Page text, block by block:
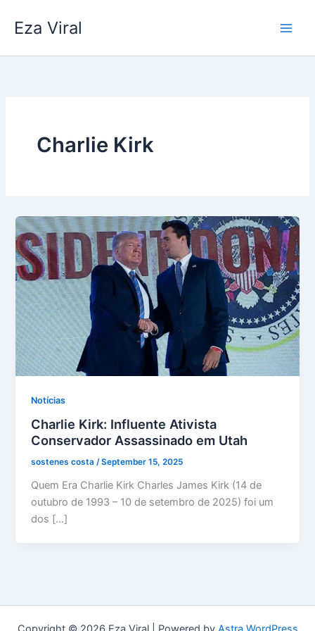
Eza Viral
Charlie Kirk
Notícias
Charlie Kirk: Influente Ativista
Conservador Assassinado em Utah
sostenes costa/September 15, 2025
Quem Era Charlie Kirk Charles James Kirk (14 de
outubro de 1993 – 10 de setembro de 2025) foi um
dos […]